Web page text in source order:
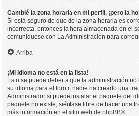
Cambié la zona horaria en mi perfil, ¡pero la
Si está seguro de que de la zona horaria es
incorrecta, entonces la hora almacenada en el
comuníquese con La Administración para
Arriba
¡Mi idioma no está en la lista!
Esto se puede deber a que la administración
su idioma para el foro o nadie ha creado una
Administrador si puede instalar el paquete del
paquete no existe, siéntase libre de hacer una
más información en el sitio web de phpBB®